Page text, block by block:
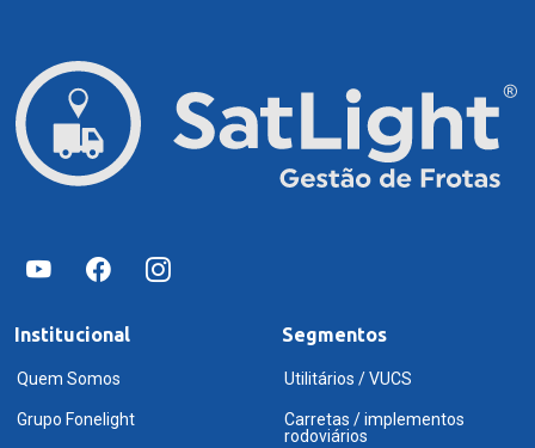
Institucional
Quem Somos
Grupo Fonelight
Segmentos
Utilitários / VUCS
Carretas / implementos
rodoviários